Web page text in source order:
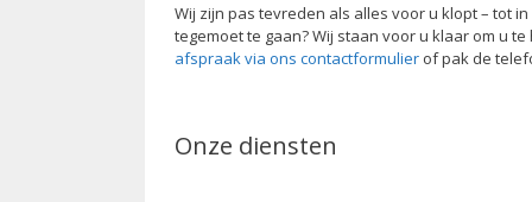
Wij zijn pas tevreden als alles voor u klopt – tot
tegemoet te gaan? Wij staan voor u klaar om u
afspraak via ons contactformulier of pak de
Onze diensten